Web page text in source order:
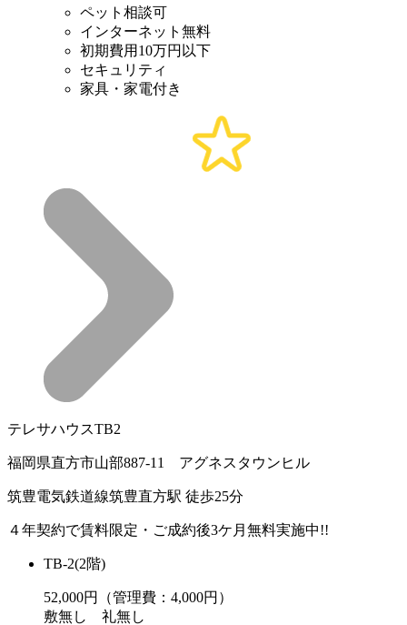
ペット相談可
インターネット無料
初期費用10万円以下
セキュリティ
家具・家電付き
テレサハウスTB2
福岡県直方市山部887-11 アグネスタウンヒル
筑豊電気鉄道線筑豊直方駅 徒歩25分
４年契約で賃料限定・ご成約後3ケ月無料実施中!!
TB-2(2階)
52,000円（管理費：4,000円）
敷無し 礼無し